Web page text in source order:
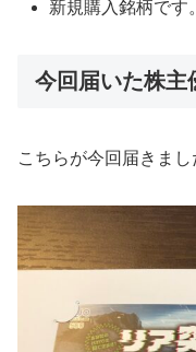
新規購入銘柄です。
今回届いた株主
こちらが今回届きま